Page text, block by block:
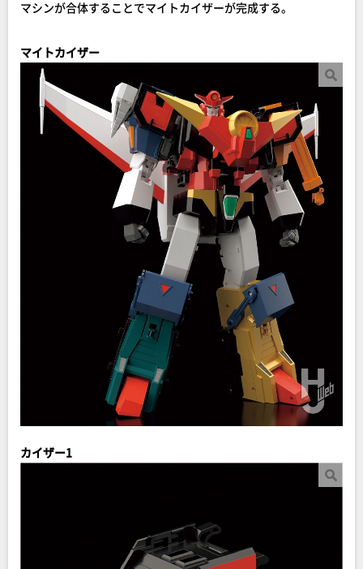
マシンが合体することでマイトカイザーが完成する。
マイトカイザー
カイザー1